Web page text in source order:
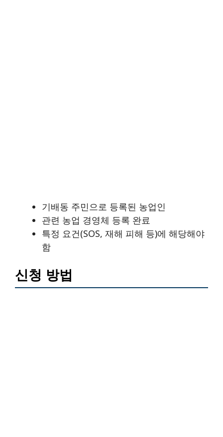
기배동 주민으로 등록된 농업인
관련 농업 경영체 등록 완료
특정 요건(SOS, 재해 피해 등)에 해당해야
함
신청 방법